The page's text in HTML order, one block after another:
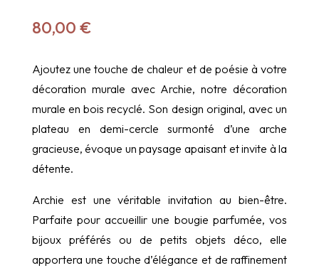
80,00 €
Ajoutez une touche de chaleur et de poésie à votre
décoration murale avec Archie, notre décoration
murale en bois recyclé. Son design original, avec un
plateau en demi-cercle surmonté d’une arche
gracieuse, évoque un paysage apaisant et invite à la
détente.
Archie est une véritable invitation au bien-être.
Parfaite pour accueillir une bougie parfumée, vos
bijoux préférés ou de petits objets déco, elle
apportera une touche d’élégance et de raffinement